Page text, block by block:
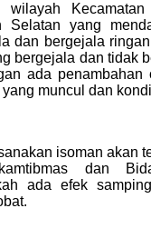
wilayah
Selatan yang
dan bergejala
bergejala dan tidak
ada penambahan
muncul dan
isoman akan
dan
ada efek